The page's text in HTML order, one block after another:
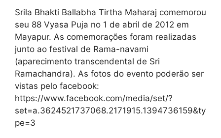
Srila Bhakti Ballabha Tirtha Maharaj comemorou
seu 88 Vyasa Puja no 1 de abril de 2012 em
Mayapur. As comemorações foram realizadas
junto ao festival de Rama-navami
(aparecimento transcendental de Sri
Ramachandra). As fotos do evento poderão ser
vistas pelo facebook:
https://www.facebook.com/media/set/?
set=a.3624521737068.2171915.1394736159&ty
pe=3